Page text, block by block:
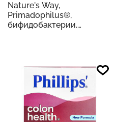
Nature's Way,
Primadophilus®,
бифидобактерии,